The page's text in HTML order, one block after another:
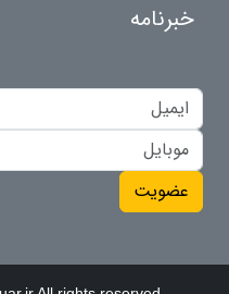
خبرنامه
عضویت